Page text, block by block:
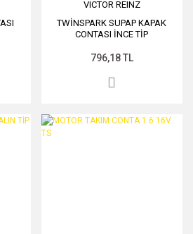
VICTOR REINZ
TWİNSPARK SUPAP KAPAK
CONTASI İNCE TİP
796,18 TL